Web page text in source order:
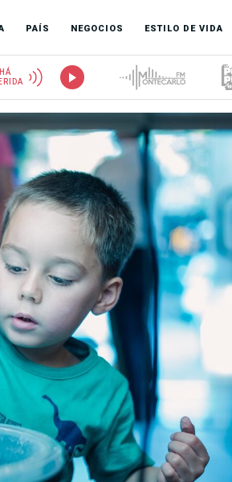
PAÍS NEGOCIOS ESTILO DE VIDA